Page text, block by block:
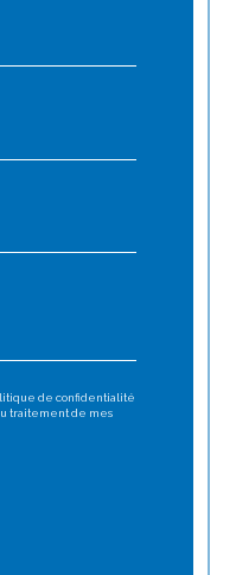
de confidentialité
traitement de mes